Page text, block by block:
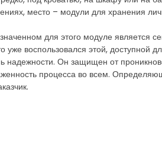
место – модули для хранения
для этого модуле является
уже воспользовался этой, доступной
надежности. Он защищен от
процесса во всем.